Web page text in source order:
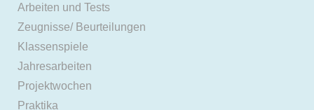
Arbeiten und Tests
Zeugnisse/ Beurteilungen
Klassenspiele
Jahresarbeiten
Projektwochen
Praktika